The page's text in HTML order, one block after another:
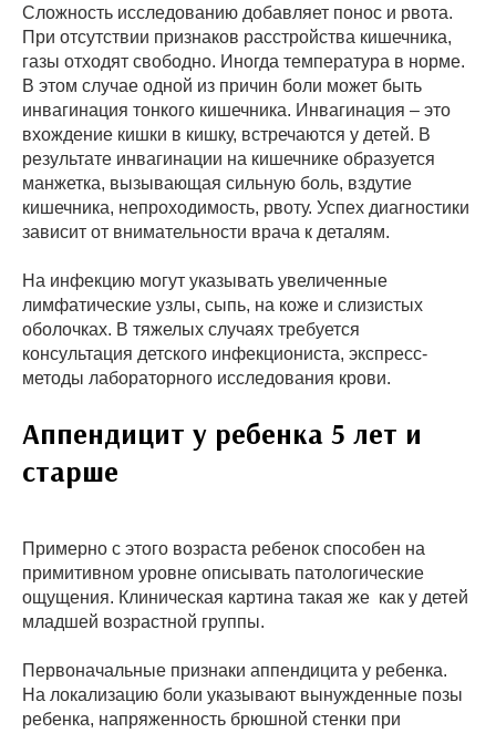
Сложность исследованию добавляет понос и рвота.
При отсутствии признаков расстройства кишечника,
газы отходят свободно. Иногда температура в норме.
В этом случае одной из причин боли может быть
инвагинация тонкого кишечника. Инвагинация – это
вхождение кишки в кишку, встречаются у детей. В
результате инвагинации на кишечнике образуется
манжетка, вызывающая сильную боль, вздутие
кишечника, непроходимость, рвоту. Успех диагностики
зависит от внимательности врача к деталям.
На инфекцию могут указывать увеличенные
лимфатические узлы, сыпь, на коже и слизистых
оболочках. В тяжелых случаях требуется
консультация детского инфекциониста, экспресс-
методы лабораторного исследования крови.
Аппендицит у ребенка 5 лет и
старше
Примерно с этого возраста ребенок способен на
примитивном уровне описывать патологические
ощущения. Клиническая картина такая же как у детей
младшей возрастной группы.
Первоначальные признаки аппендицита у ребенка.
На локализацию боли указывают вынужденные позы
ребенка, напряженность брюшной стенки при